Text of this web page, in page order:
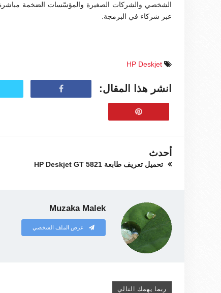
الشخصي والشركات الصغيرة والمؤسّسات الضخمة مباشرة
عبر شركاء في البرمجة.
HP Deskjet
انشر هذا المقال:
أحدث
تحميل تعريف طابعة HP Deskjet GT 5821
Muzaka Malek
عرض الملف الشخصي
ربما يهمك التالي